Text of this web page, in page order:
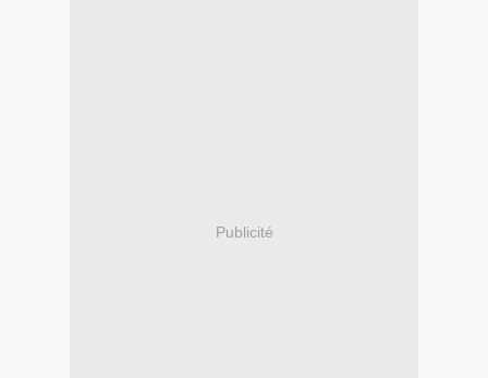
Publicité